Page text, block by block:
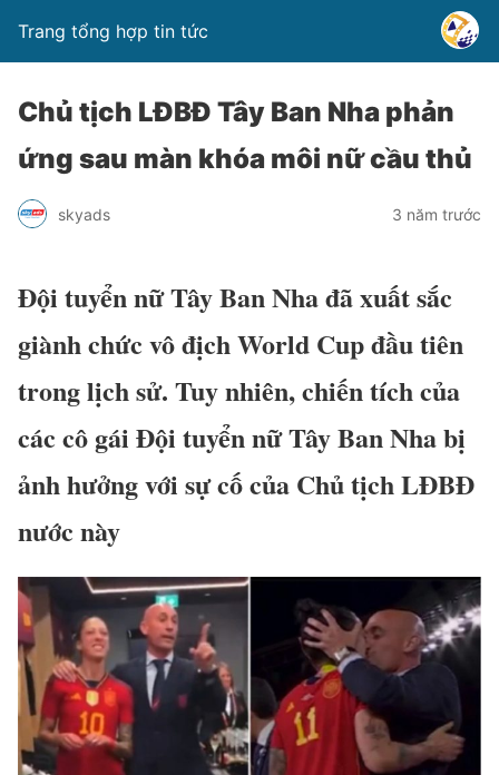
Trang tổng hợp tin tức
Chủ tịch LĐBĐ Tây Ban Nha phản
ứng sau màn khóa môi nữ cầu thủ
skyads 3 năm trước
Đội tuyển nữ Tây Ban Nha đã xuất sắc
giành chức vô địch World Cup đầu tiên
trong lịch sử. Tuy nhiên, chiến tích của
các cô gái Đội tuyển nữ Tây Ban Nha bị
ảnh hưởng với sự cố của Chủ tịch LĐBĐ
nước này